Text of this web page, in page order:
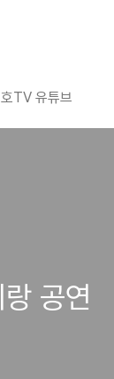
TV 유튜브
공연